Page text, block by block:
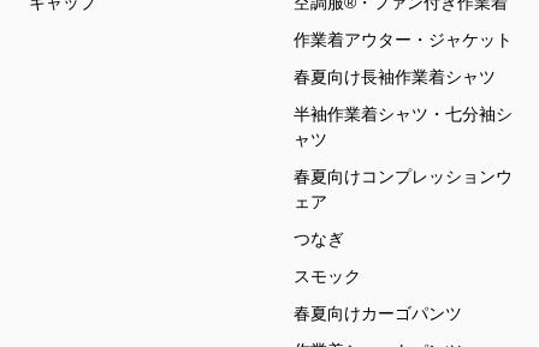
作業着アウター・ジャケット
春夏向け長袖作業着シャツ
半袖作業着シャツ・七分袖シ
ャツ
春夏向けコンプレッションウ
ェア
つなぎ
スモック
春夏向けカーゴパンツ